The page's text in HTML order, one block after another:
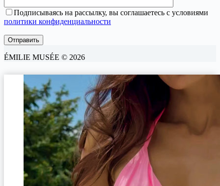
Подписываясь на рассылку, вы соглашаетесь с условиями
политики конфиденциальности
ÉMILIE MUSÉE © 2026